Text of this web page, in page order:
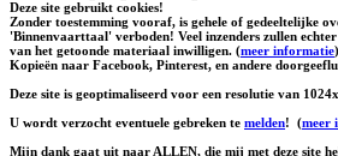
Deze site gebruikt cookies!
Zonder toestemming vooraf, is gehele of gedeeltelijke
'Binnenvaarttaal' verboden! Veel inzenders zullen
van het getoonde materiaal inwilligen. (meer informatie)
Kopieën naar Facebook, Pinterest, en andere
Deze site is geoptimaliseerd voor een resolutie van
U wordt verzocht eventuele gebreken te melden! (meer
Mijn dank gaat uit naar ALLEN, die mij met deze site